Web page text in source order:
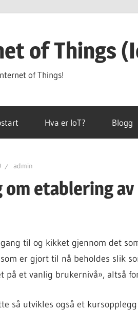
of Things
of Things!
Hva er IoT? Blogg
admin
om etablering
til og kikket gjennom det
er gjort til nå beholdes slik
på et vanlig brukernivå», altså
så utvikles også et